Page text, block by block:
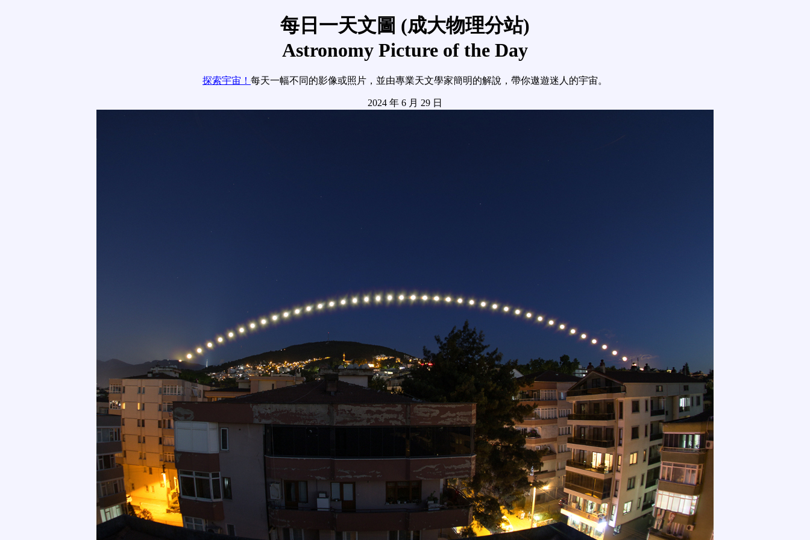
每日一天文圖 (成大物理分站)
Astronomy Picture of the Day
探索宇宙！ 每天一幅不同的影像或照片，並由專業天文學家簡明的解說，帶你遨遊迷人的宇宙。
2024 年 6 月 29 日